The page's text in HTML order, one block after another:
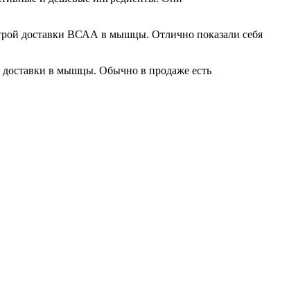
доставки ВСАА в мышцы. Отлично показали себя
доставки в мышцы. Обычно в продаже есть